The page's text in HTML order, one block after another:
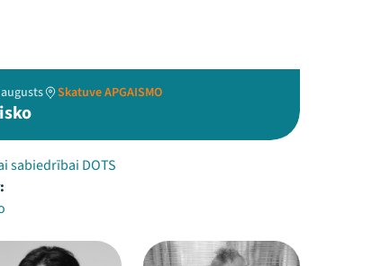
Skatuve APGAISMO
sabiedrībai DOTS